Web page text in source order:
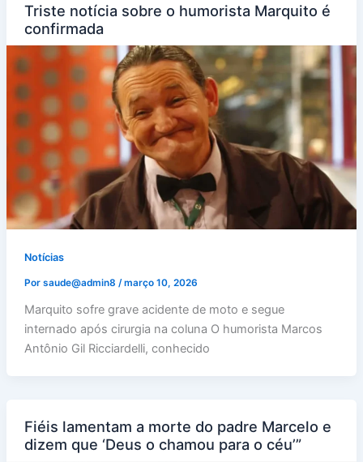
Triste notícia sobre o humorista Marquito é
confirmada
Notícias
Por saude@admin8 /março 10, 2026
Marquito sofre grave acidente de moto e segue
internado após cirurgia na coluna O humorista Marcos
Antônio Gil Ricciardelli, conhecido
Fiéis lamentam a morte do padre Marcelo e
dizem que ‘Deus o chamou para o céu’”